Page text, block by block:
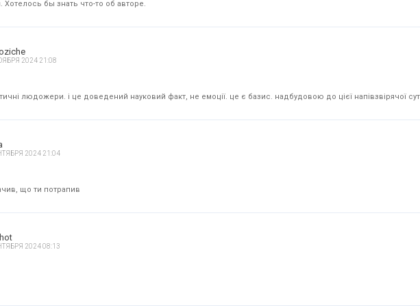
бы знать что-то об авторе.
2024 21:08
людожери. і це доведений науковий факт, не емоції. це є базис. надбудовою до цієї напівзвірячої
2024 21:04
що ти потрапив
2024 08:13